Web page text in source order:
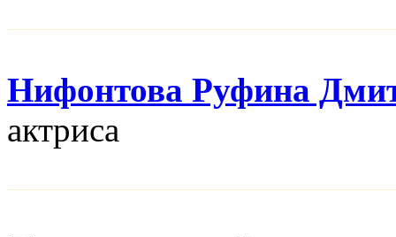
Нифонтова Руфина
актриса